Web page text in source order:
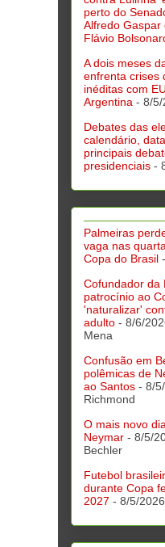
perto do
Alfredo Gaspar
Flávio
A dois meses
enfrenta crises
inéditas com
Argentina - 8/5/
Debates das
calendário,
principais
presidenciais -
Palmeiras
vaga nas
Copa do Brasil
Cofundador da
patrocínio ao
'naturalizar'
adulto - 8/6/
Mena
Confusão em
polêmicas de
ao Santos - 8/
Richmond
O mais novo
Neymar - 8/5/
Bechler
Futebol
durante Copa
2027 - 8/5/2026